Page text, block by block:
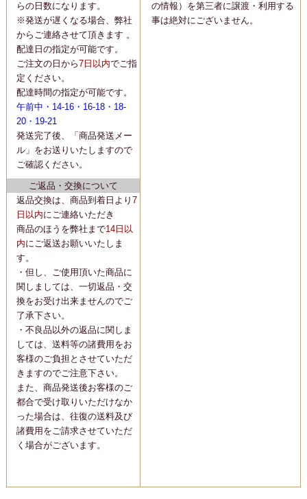
らの日数になります。
※発送が遅くなる場合、弊社
からご連絡させて頂きます 。
配達日の指定が可能です。
ご注文の日から7日以内でご指
定ください。
配達時間の指定が可能です。
午前中・14-16・16-18・18-
20・19-21
発送完了後、「商品発送メー
ル」をお送りいたしますので
ご確認ください。
ご返品・交換について
返品交換は、商品到着日より 7
日以内にご連絡いただき
商品のほうを弊社まで14日以
内にご返送お願いいたしま
す。
・但し、ご使用頂いた商品に
関しましては、一切返品・交
換をお受け出来ませんのでご
了承下さい。
・不良品以外の返品に関しま
しては、送料等の諸費用をお
客様のご負担とさせていただ
きますのでご注意下さい。
また、商品発送後お客様のご
都合で受け取りいただけなか
った場合は、往復の送料及び
諸費用をご請求させていただ
く場合がございます。
の情報）を第三者に譲渡・利用する
事は絶対にございません。